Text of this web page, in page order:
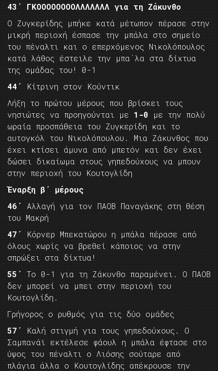
43΄ ΓΚΟΟΟΟΟΟΟΟΛΛΛΛΛΛΛ για τη Ζάκυνθο
Ο Ζυγκερίδης μπήκε κατά μέτωπον πέρασε στην
μικρή περιοχή έσπασε την μπάλα στο σημείο
του πέναλτι και ο επερχόμενος Νικολόπουλος
κατά λάθος έστειλε την μπα΄λα στα δίχτυα
της ομάδας του! 0-1
44΄
Κίτρινη στον Κούντικ
Λήξη το πρώτου μέρους που βρίσκει τους
νησιώτες να προηγούνται με 1-0 με την πολύ
ωραία προσπάθεια του Ζυγκερίδη και το
αυτογκόλ του Νικολόπουλου. Μια Ζάκυνθος που
έχει κτίσει άμυνα από μπετόν και δεν έχει
δώσει δικαίωμα στους γηπεδούχους να μπουν
στην περιοχή του Κουτογλίδη
Έναρξη β΄ μέρους
46΄ Αλλαγή για τον ΠΑΟΒ Παναγάκης στη θέση
του Μακρή
47΄
Κόρνερ Μπεκατώρου η μπάλα πέρασε από
όλους χωρίς να βρεθεί κάποιος να στην
σπρώξει στα δίχτυα!
55΄
Το 0-1 για τη Ζάκυνθο παραμένει. Ο ΠΑΟΒ
δεν μπορεί να μπει στην περιοχή του
Κουτογλίδη.
Γρήγορος ο ρυθμός για τις δύο ομάδες
57΄
Καλή στιγμή για τους γηπεδούχους. Ο
Σαμπανάϊ εκτέλεσε φάουλ η μπάλα έφτασε στο
ύψος του πέναλτι ο Λιόσης σούταρε από
πλάγια άλλα ο Κουτογλίδης απέκρουσε την